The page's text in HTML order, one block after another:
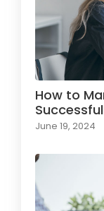
How to
June 19, 2024